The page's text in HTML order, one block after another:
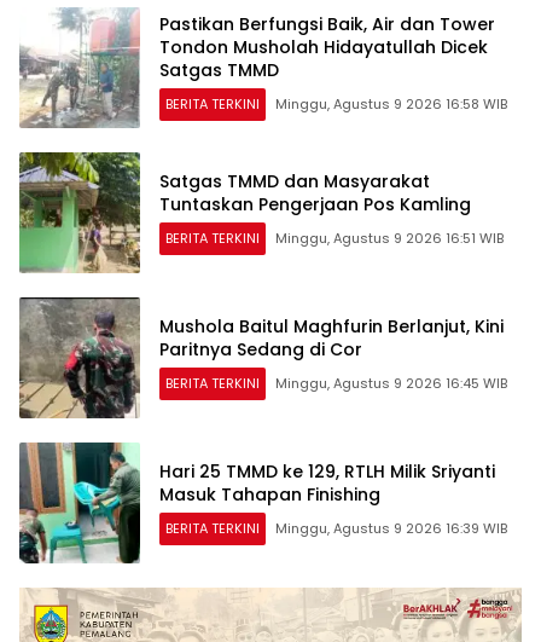
Pastikan Berfungsi Baik, Air dan Tower
Tondon Musholah Hidayatullah Dicek
Satgas TMMD
BERITA TERKINI Minggu, Agustus 9 2026 16:58 WIB
Satgas TMMD dan Masyarakat
Tuntaskan Pengerjaan Pos Kamling
BERITA TERKINI Minggu, Agustus 9 2026 16:51 WIB
Mushola Baitul Maghfurin Berlanjut, Kini
Paritnya Sedang di Cor
BERITA TERKINI Minggu, Agustus 9 2026 16:45 WIB
Hari 25 TMMD ke 129, RTLH Milik Sriyanti
Masuk Tahapan Finishing
BERITA TERKINI Minggu, Agustus 9 2026 16:39 WIB